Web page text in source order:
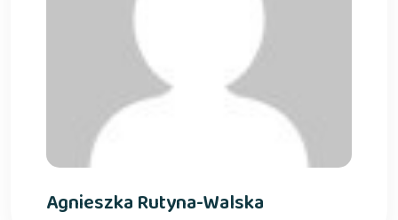
Agnieszka Rutyna-Walska